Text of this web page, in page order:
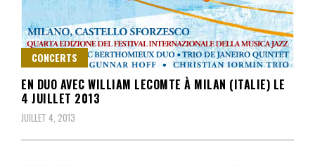
CONCERTS
EN DUO AVEC WILLIAM LECOMTE À MILAN (ITALIE) LE
4 JUILLET 2013
JUILLET 4, 2013